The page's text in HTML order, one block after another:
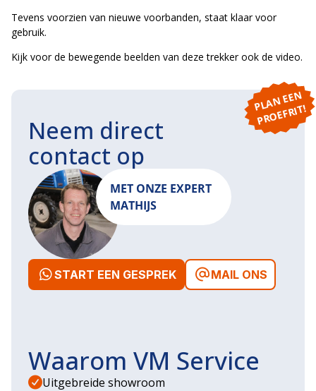
Tevens voorzien van nieuwe voorbanden, staat klaar voor
gebruik.
Kijk voor de bewegende beelden van deze trekker ook de video.
P
L
A
N
E
E
N
P
R
O
E
F
RI
T!
Neem direct
contact op
MET ONZE EXPERT
MATHIJS
START EEN GESPREK MAIL ONS
Waarom VM Service
Uitgebreide showroom